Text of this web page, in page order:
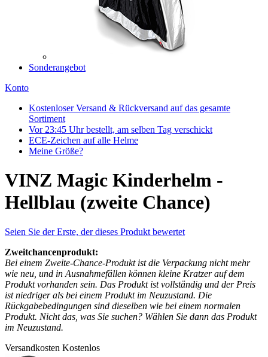
Sonderangebot
Konto
Kostenloser Versand & Rückversand auf das gesamte
Sortiment
Vor 23:45 Uhr bestellt, am selben Tag verschickt
ECE-Zeichen auf alle Helme
Meine Größe?
VINZ Magic Kinderhelm -
Hellblau (zweite Chance)
Seien Sie der Erste, der dieses Produkt bewertet
Zweitchancenprodukt:
Bei einem Zweite-Chance-Produkt ist die Verpackung nicht mehr
wie neu, und in Ausnahmefällen können kleine Kratzer auf dem
Produkt vorhanden sein. Das Produkt ist vollständig und der Preis
ist niedriger als bei einem Produkt im Neuzustand. Die
Rückgabebedingungen sind dieselben wie bei einem normalen
Produkt. Nicht das, was Sie suchen? Wählen Sie dann das Produkt
im Neuzustand.
Versandkosten Kostenlos